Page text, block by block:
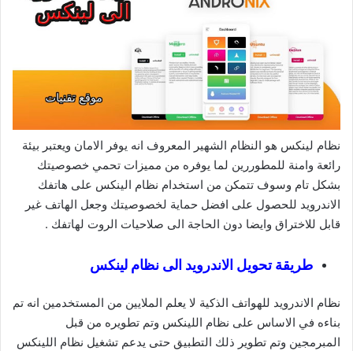
نظام لينكس هو النظام الشهير المعروف انه يوفر الامان ويعتبر بيئة
رائعة وامنة للمطوررين لما يوفره من مميزات تحمي خصوصيتك
بشكل تام وسوف تتمكن من استخدام نظام الينكس على هاتفك
الاندرويد للحصول على افضل حماية لخصوصيتك وجعل الهاتف غير
قابل للاختراق وايضا دون الحاجة الى صلاحيات الروت لهاتفك .
طريقة تحويل الاندرويد الى نظام لينكس
نظام الاندرويد للهواتف الذكية لا يعلم الملايين من المستخدمين انه تم
بناءه في الاساس على نظام اللينكس وتم تطويره من قبل
المبرمجين وتم تطوير ذلك التطبيق حتى يدعم تشغيل نظام اللينكس